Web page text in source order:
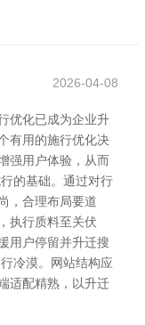
2026-04-08
优化已成为企业升
有用的施行优化决
强用户体验，从而
的基础。通过对行
，合理布局要道
执行质料至关伏
用户停留并升迁搜
冷漠。网站结构应
适配精熟，以升迁